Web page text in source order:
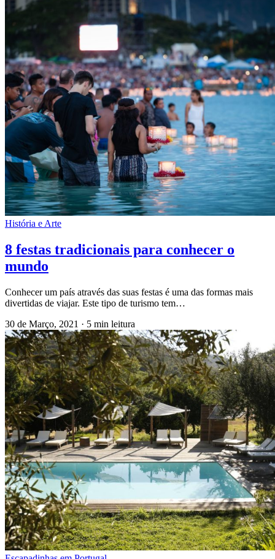
História e Arte
8 festas tradicionais para conhecer o
mundo
Conhecer um país através das suas festas é uma das formas mais
divertidas de viajar. Este tipo de turismo tem…
30 de Março, 2021 · 5 min leitura